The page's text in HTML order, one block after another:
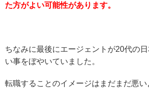
た方がよい可能性があります。
ちなみに最後にエージェントが20代の
い事をぼやいていました。
転職することのイメージはまだまだ悪い